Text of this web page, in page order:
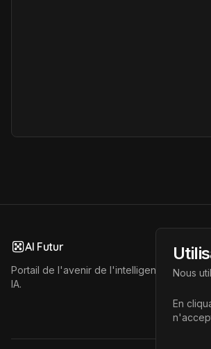
AI Futur
Portail de l'avenir de l'intelligence
IA.
Nous
En